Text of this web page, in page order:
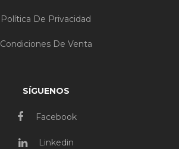
Política De Privacidad
Condiciones De Venta
SÍGUENOS
Facebook
Linkedin